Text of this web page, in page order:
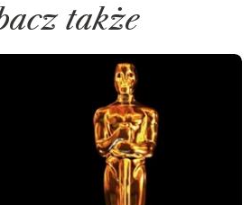
także